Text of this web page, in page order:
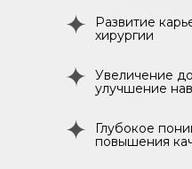
Глубокое
повышения
Развитие
хирургии
Увеличение
улучшение